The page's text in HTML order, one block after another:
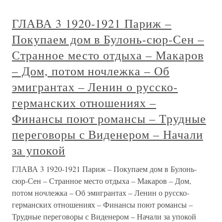
ГЛАВА 3 1920-1921 Париж –
Покупаем дом в Булонь-сюр-Сен –
Странное место отдыха – Макаров
– Дом, потом ночлежка – Об
эмигрантах – Ленин о русско-
германских отношениях –
Финансы поют романсы – Трудные
переговоры с Виденером – Начали
за упокой
ГЛАВА 3 1920-1921 Париж – Покупаем дом в Булонь-
сюр-Сен – Странное место отдыха – Макаров – Дом,
потом ночлежка – Об эмигрантах – Ленин о русско-
германских отношениях – Финансы поют романсы –
Трудные переговоры с Виденером – Начали за упокой